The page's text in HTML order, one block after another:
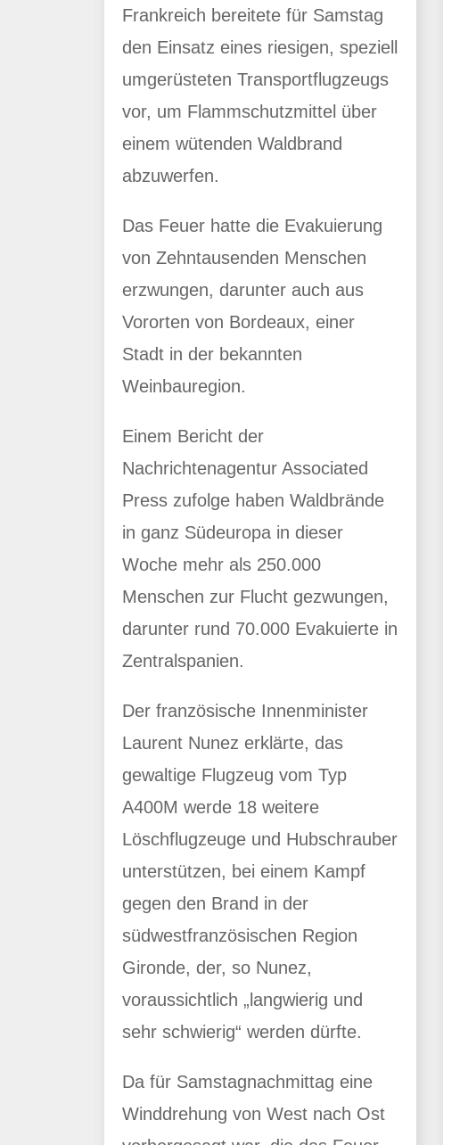
Frankreich bereitete für Samstag
den Einsatz eines riesigen, speziell
umgerüsteten Transportflugzeugs
vor, um Flammschutzmittel über
einem wütenden Waldbrand
abzuwerfen.
Das Feuer hatte die Evakuierung
von Zehntausenden Menschen
erzwungen, darunter auch aus
Vororten von Bordeaux, einer
Stadt in der bekannten
Weinbauregion.
Einem Bericht der
Nachrichtenagentur Associated
Press zufolge haben Waldbrände
in ganz Südeuropa in dieser
Woche mehr als 250.000
Menschen zur Flucht gezwungen,
darunter rund 70.000 Evakuierte in
Zentralspanien.
Der französische Innenminister
Laurent Nunez erklärte, das
gewaltige Flugzeug vom Typ
A400M werde 18 weitere
Löschflugzeuge und Hubschrauber
unterstützen, bei einem Kampf
gegen den Brand in der
südwestfranzösischen Region
Gironde, der, so Nunez,
voraussichtlich „langwierig und
sehr schwierig“ werden dürfte.
Da für Samstagnachmittag eine
Winddrehung von West nach Ost